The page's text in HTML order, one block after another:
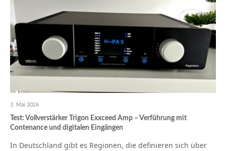
3. Mai 2026
Test: Vollverstärker Trigon Exxceed Amp – Verführung mit
Contenance und digitalen Eingängen
In Deutschland gibt es Regionen, die definieren sich über